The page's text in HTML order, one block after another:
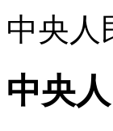
中央人
中央